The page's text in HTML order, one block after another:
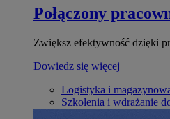
Połączony
Zwiększ efektywność dzięki
Dowiedz się więcej
Logistyka i
Szkolenia i wdrażanie